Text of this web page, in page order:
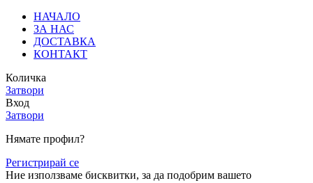
НАЧАЛО
ЗА НАС
ДОСТАВКА
КОНТАКТ
Количка
Затвори
Вход
Затвори
Нямате профил?
Регистрирай се
Ние използваме бисквитки, за да подобрим вашето